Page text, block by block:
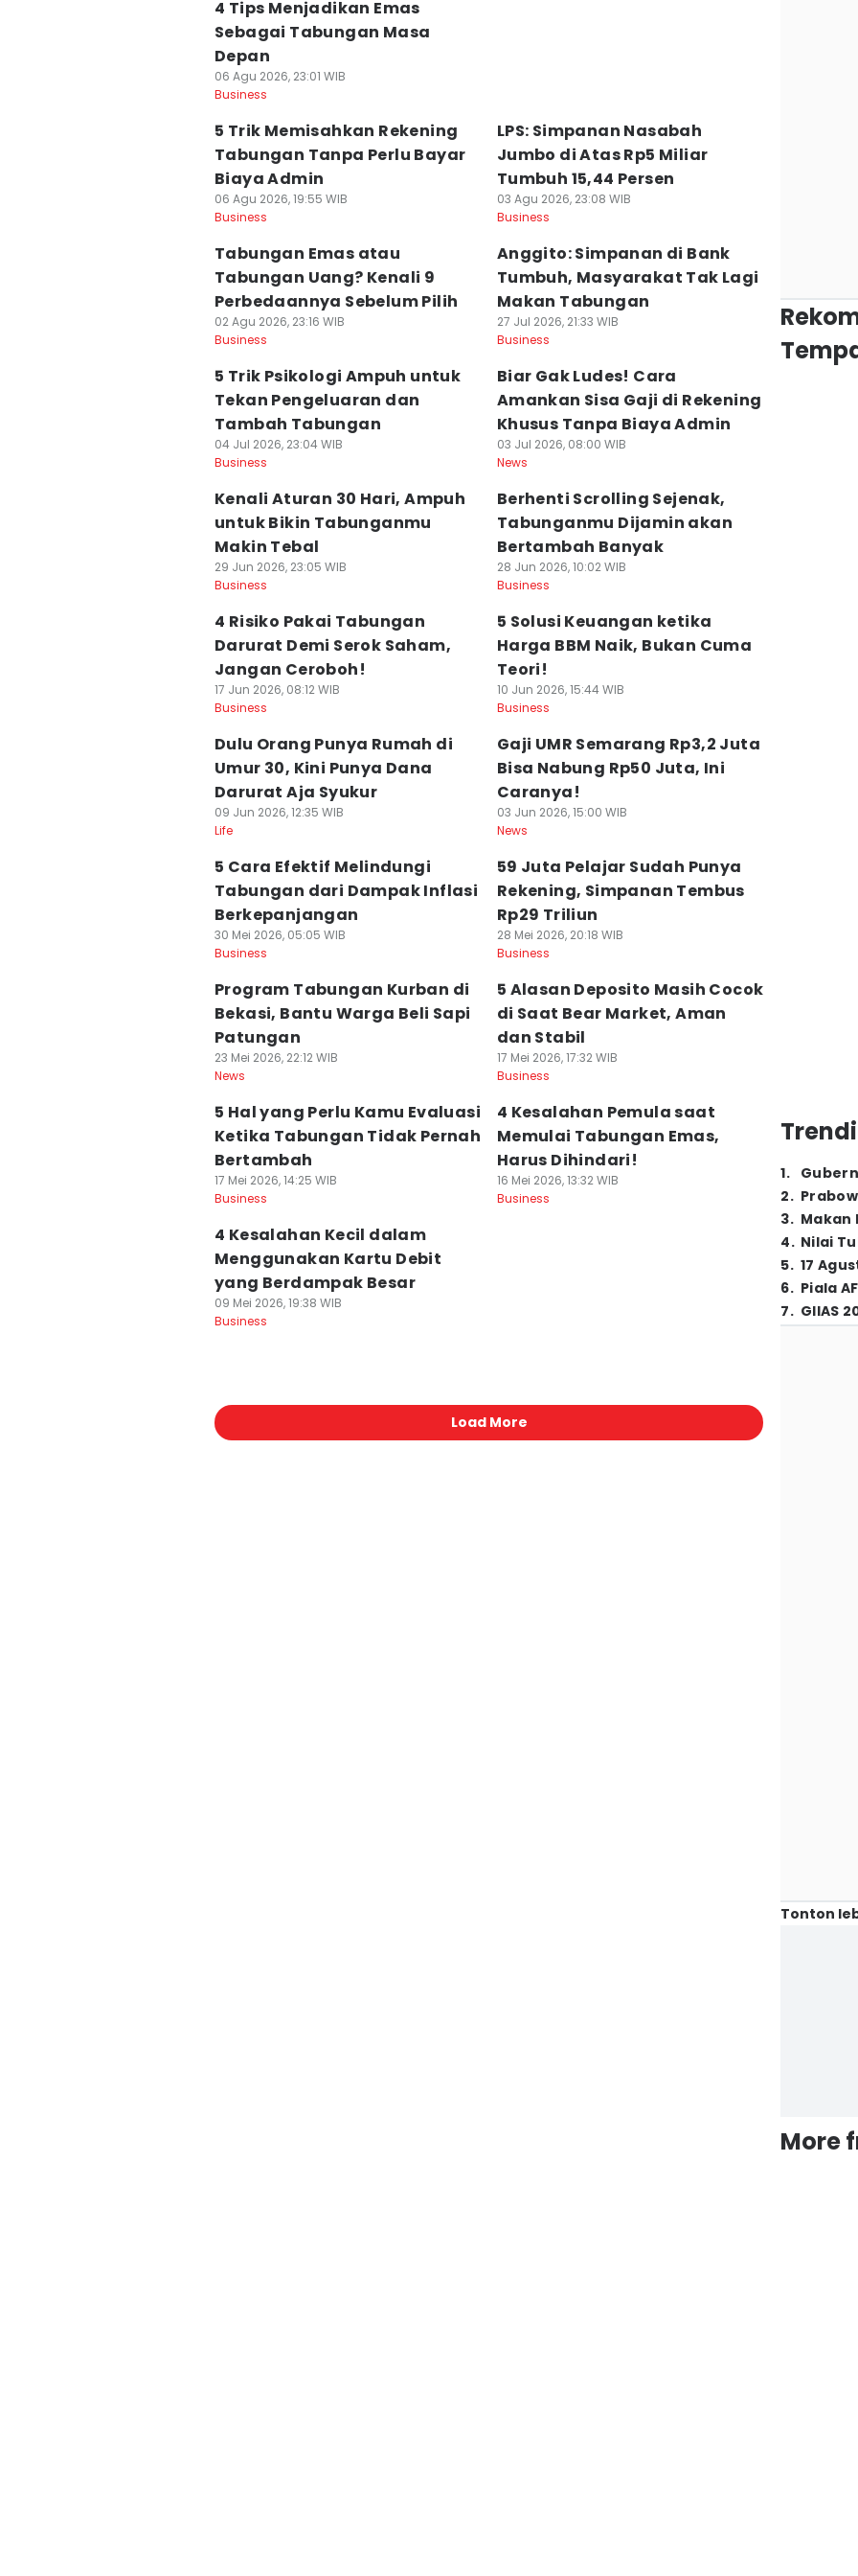
4 Tips Menjadikan Emas
Sebagai Tabungan Masa
Depan
06 Agu 2026, 23:01 WIB
Business
5 Trik Memisahkan Rekening
Tabungan Tanpa Perlu Bayar
Biaya Admin
06 Agu 2026, 19:55 WIB
Business
LPS: Simpanan Nasabah
Jumbo di Atas Rp5 Miliar
Tumbuh 15,44 Persen
03 Agu 2026, 23:08 WIB
Business
Tabungan Emas atau
Tabungan Uang? Kenali 9
Perbedaannya Sebelum Pilih
02 Agu 2026, 23:16 WIB
Business
Anggito: Simpanan di Bank
Tumbuh, Masyarakat Tak Lagi
Makan Tabungan
27 Jul 2026, 21:33 WIB
Business
5 Trik Psikologi Ampuh untuk
Tekan Pengeluaran dan
Tambah Tabungan
04 Jul 2026, 23:04 WIB
Business
Biar Gak Ludes! Cara
Amankan Sisa Gaji di Rekening
Khusus Tanpa Biaya Admin
03 Jul 2026, 08:00 WIB
News
Kenali Aturan 30 Hari, Ampuh
untuk Bikin Tabunganmu
Makin Tebal
29 Jun 2026, 23:05 WIB
Business
Berhenti Scrolling Sejenak,
Tabunganmu Dijamin akan
Bertambah Banyak
28 Jun 2026, 10:02 WIB
Business
4 Risiko Pakai Tabungan
Darurat Demi Serok Saham,
Jangan Ceroboh!
17 Jun 2026, 08:12 WIB
Business
5 Solusi Keuangan ketika
Harga BBM Naik, Bukan Cuma
Teori!
10 Jun 2026, 15:44 WIB
Business
Dulu Orang Punya Rumah di
Umur 30, Kini Punya Dana
Darurat Aja Syukur
09 Jun 2026, 12:35 WIB
Life
Gaji UMR Semarang Rp3,2 Juta
Bisa Nabung Rp50 Juta, Ini
Caranya!
03 Jun 2026, 15:00 WIB
News
5 Cara Efektif Melindungi
Tabungan dari Dampak Inflasi
Berkepanjangan
30 Mei 2026, 05:05 WIB
Business
59 Juta Pelajar Sudah Punya
Rekening, Simpanan Tembus
Rp29 Triliun
28 Mei 2026, 20:18 WIB
Business
Program Tabungan Kurban di
Bekasi, Bantu Warga Beli Sapi
Patungan
23 Mei 2026, 22:12 WIB
News
5 Alasan Deposito Masih Cocok
di Saat Bear Market, Aman
dan Stabil
17 Mei 2026, 17:32 WIB
Business
5 Hal yang Perlu Kamu Evaluasi
Ketika Tabungan Tidak Pernah
Bertambah
17 Mei 2026, 14:25 WIB
Business
4 Kesalahan Pemula saat
Memulai Tabungan Emas,
Harus Dihindari!
16 Mei 2026, 13:32 WIB
Business
4 Kesalahan Kecil dalam
Menggunakan Kartu Debit
yang Berdampak Besar
09 Mei 2026, 19:38 WIB
Business
Load More
1.
2.
3. Makan
4. Nilai
5. 17
6. Piala
7. GIIAS
Tonton
More